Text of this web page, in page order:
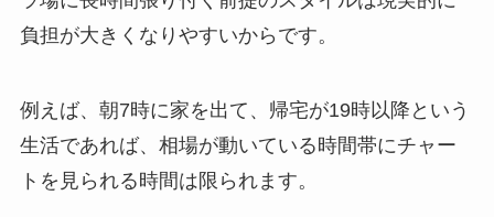
負担が大きくなりやすいからです。
例えば、朝7時に家を出て、帰宅が19時以降という
生活であれば、相場が動いている時間帯にチャー
トを見られる時間は限られます。